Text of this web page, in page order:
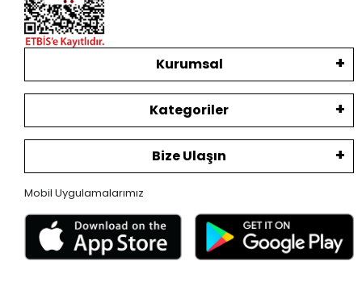
Kurumsal
Kategoriler
Bize Ulaşın
Mobil Uygulamalarımız